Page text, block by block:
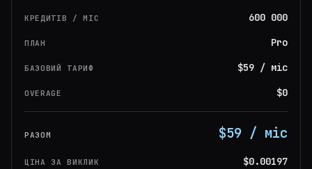
КРЕДИТІВ / МІС 600 000
ПЛАН Pro
БАЗОВИЙ ТАРИФ $59 / міс
OVERAGE $0
РАЗОМ $59 / міс
ЦІНА ЗА ВИКЛИК $0.00197